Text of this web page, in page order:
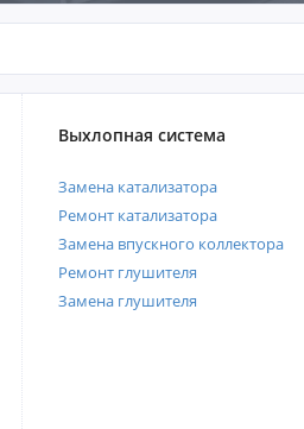
Выхлопная система
Замена катализатора
Ремонт катализатора
Замена впускного коллектора
Ремонт глушителя
Замена глушителя